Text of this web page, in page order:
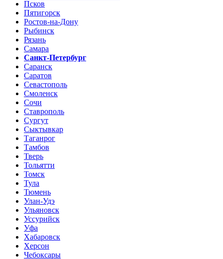
Псков
Пятигорск
Ростов-на-Дону
Рыбинск
Рязань
Самара
Санкт-Петербург
Саранск
Саратов
Севастополь
Смоленск
Сочи
Ставрополь
Сургут
Сыктывкар
Таганрог
Тамбов
Тверь
Тольятти
Томск
Тула
Тюмень
Улан-Удэ
Ульяновск
Уссурийск
Уфа
Хабаровск
Херсон
Чебоксары